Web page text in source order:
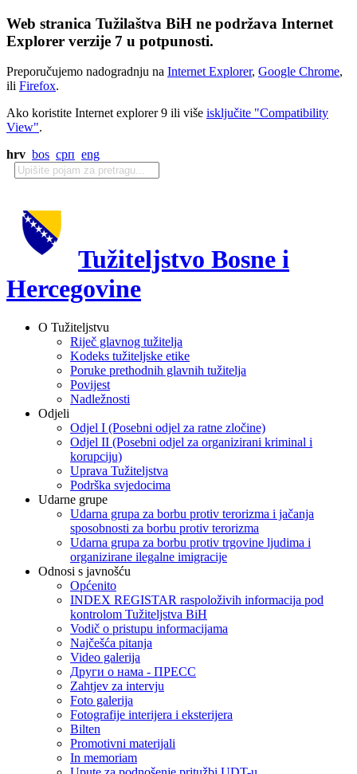
Web stranica Tužilaštva BiH ne podržava Internet
Explorer verzije 7 u potpunosti.
Preporučujemo nadogradnju na Internet Explorer, Google Chrome,
ili Firefox.
Ako koristite Internet explorer 9 ili više isključite "Compatibility
View".
hrv bos срп eng
Tužiteljstvo Bosne i
Hercegovine
O Tužiteljstvu
Riječ glavnog tužitelja
Kodeks tužiteljske etike
Poruke prethodnih glavnih tužitelja
Povijest
Nadležnosti
Odjeli
Odjel I (Posebni odjel za ratne zločine)
Odjel II (Posebni odjel za organizirani kriminal i
korupciju)
Uprava Tužiteljstva
Podrška svjedocima
Udarne grupe
Udarna grupa za borbu protiv terorizma i jačanja
sposobnosti za borbu protiv terorizma
Udarna grupa za borbu protiv trgovine ljudima i
organizirane ilegalne imigracije
Odnosi s javnošću
Općenito
INDEX REGISTAR raspoloživih informacija pod
kontrolom Tužiteljstva BiH
Vodič o pristupu informacijama
Najčešća pitanja
Video galerija
Други о нама - ПРЕСC
Zahtjev za intervju
Foto galerija
Fotografije interijera i eksterijera
Bilten
Promotivni materijali
In memoriam